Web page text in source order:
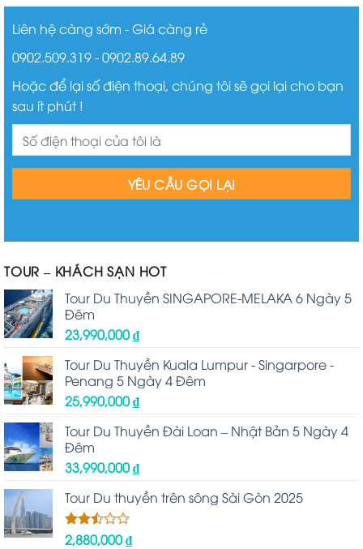
Liên hệ càng sớm - Giá càng rẻ
0902.509.319 - 0902.89.64.89
Hoặc để lại số điện thoại, chúng tôi sẽ gọi lại cho bạn
sau ít phút !
TOUR – KHÁCH SẠN HOT
Tour Du Thuyền SINGAPORE-MELAKA 6 Ngày 5
Đêm
23,990,000₫
Tour Du Thuyền Kuala Lumpur - Singarpore -
Penang 5 Ngày 4 Đêm
25,990,000₫
Tour Du Thuyền Đài Loan – Nhật Bản 5 Ngày 4
Đêm
33,990,000₫
Tour Du thuyền trên sông Sài Gòn 2025
Được
2,880,000₫